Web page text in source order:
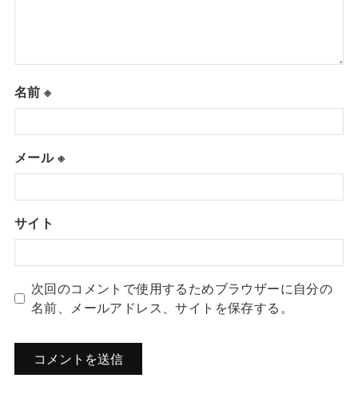
名前※
メール※
サイト
次回のコメントで使用するためブラウザーに自分の
名前、メールアドレス、サイトを保存する。